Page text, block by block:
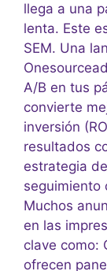
llega a una
lenta. Este
SEM. Una
A/B en tus
convierte
inversión
resultados
estrategia
seguimiento
Muchos
en las
clave como:
ofrecen